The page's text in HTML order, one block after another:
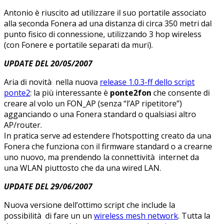
Antonio è riuscito ad utilizzare il suo portatile associato
alla seconda Fonera ad una distanza di circa 350 metri dal
punto fisico di connessione, utilizzando 3 hop wireless
(con Fonere e portatile separati da muri).
UPDATE DEL 20/05/2007
Aria di novità nella nuova release 1.0.3-ff dello script
ponte2: la più interessante è ponte2fon che consente di
creare al volo un FON_AP (senza “l’AP ripetitore”)
agganciando o una Fonera standard o qualsiasi altro
AP/router.
In pratica serve ad estendere l’hotspotting creato da una
Fonera che funziona con il firmware standard o a crearne
uno nuovo, ma prendendo la connettività internet da
una WLAN piuttosto che da una wired LAN.
UPDATE DEL 29/06/2007
Nuova versione dell’ottimo script che include la
possibilità di fare un un wireless mesh network. Tutta la